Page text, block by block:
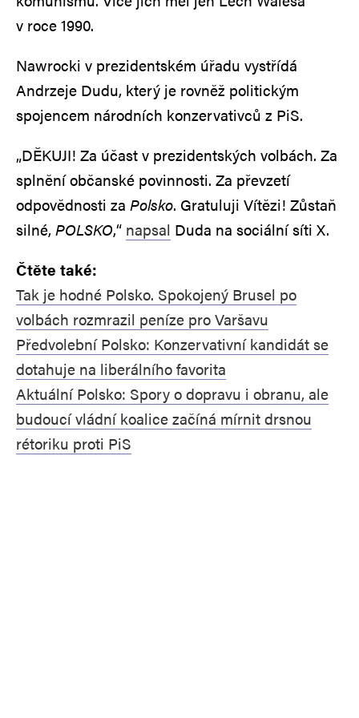
v roce 1990.
Nawrocki v prezidentském úřadu vystřídá
Andrzeje Dudu, který je rovněž politickým
spojencem národních konzervativců z PiS.
„DĚKUJI! Za účast v prezidentských volbách. Za
splnění občanské povinnosti. Za převzetí
odpovědnosti za Polsko. Gratuluji Vítězi! Zůstaň
silné, POLSKO,“ napsal Duda na sociální síti X.
Čtěte také:
Tak je hodné Polsko. Spokojený Brusel po
volbách rozmrazil peníze pro Varšavu
Předvolební Polsko: Konzervativní kandidát se
dotahuje na liberálního favorita
Aktuální Polsko: Spory o dopravu i obranu, ale
budoucí vládní koalice začíná mírnit drsnou
rétoriku proti PiS